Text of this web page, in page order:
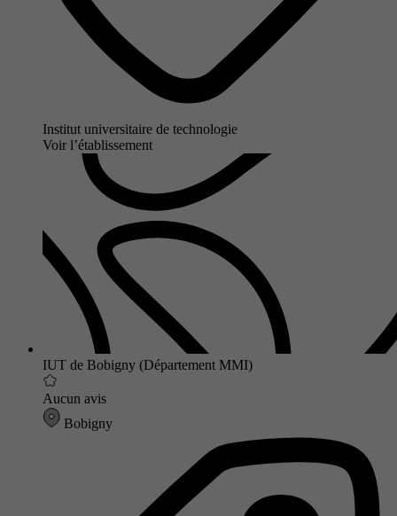
Institut universitaire de technologie
Voir l’établissement
IUT de Bobigny (Département MMI)
Aucun avis
Bobigny